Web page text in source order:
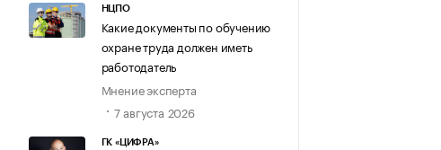
НЦПО
Какие документы по обучению
охране труда должен иметь
работодатель
Мнение эксперта
7 августа 2026
ГК «ЦИФРА»